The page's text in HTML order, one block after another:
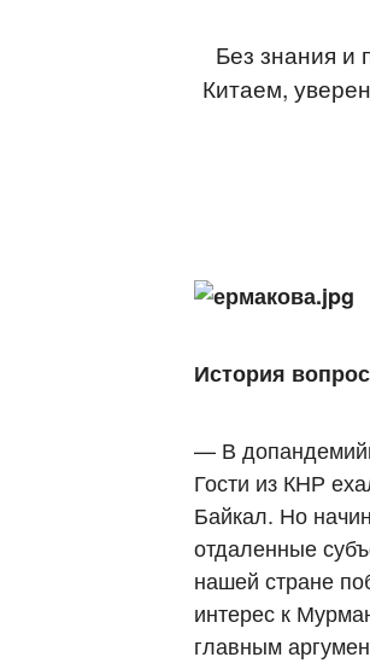
Без знания и
Китаем,
История
— В
Гости из КНР
Байкал. Но
отдаленные
нашей стране
интерес к
главным